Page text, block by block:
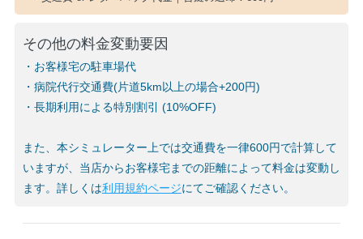
その他の料金変動要因
・お客様宅の駐車場代
・病院代行交通費(片道5km以上の場合+200円)
・長期利用による特別割引 (10%OFF)
また、本シミュレーター上では交通費を一律600円で計算して
いますが、当店からお客様宅までの距離によって料金は変動し
ます。詳しくは利用規約ページにてご確認ください。